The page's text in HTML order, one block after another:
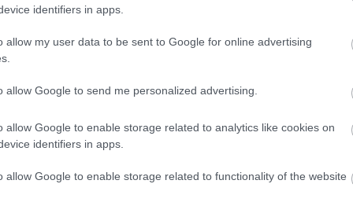
identifiers in apps.
allow my user data to be sent to Google for online advertising
allow Google to send me personalized advertising.
allow Google to enable storage related to analytics like cookies on
identifiers in apps.
allow Google to enable storage related to functionality of the website
határvita nem jelenti hogy sehová sem tartozik egy terület!
alapján a volt tagköztársasági határok érvényesek vagyis, a határ
írnak.